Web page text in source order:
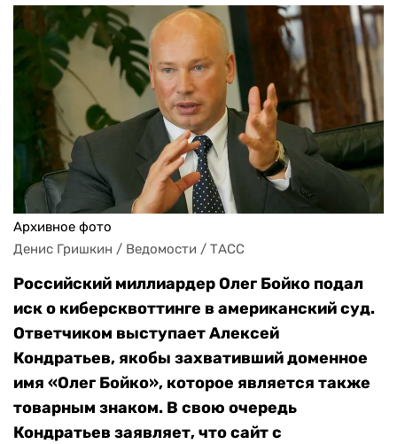
Архивное фото
Денис Гришкин / Ведомости / ТАСС
Российский миллиардер Олег Бойко подал
иск о киберсквоттинге в американский суд.
Ответчиком выступает Алексей
Кондратьев, якобы захвативший доменное
имя «Олег Бойко», которое является также
товарным знаком. В свою очередь
Кондратьев заявляет, что сайт с